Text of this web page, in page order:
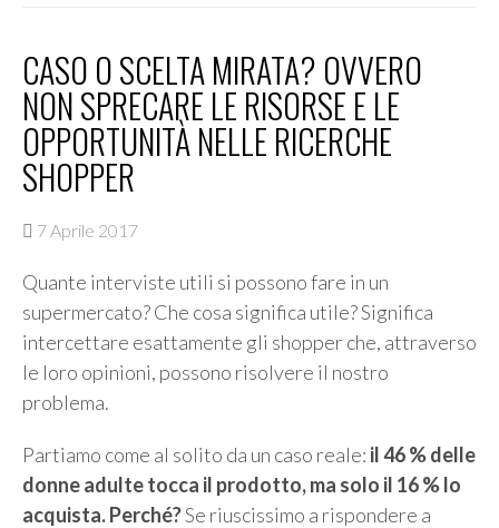
CASO O SCELTA MIRATA? OVVERO
NON SPRECARE LE RISORSE E LE
OPPORTUNITÀ NELLE RICERCHE
SHOPPER
7 Aprile 2017
Quante interviste utili si possono fare in un
supermercato? Che cosa significa utile? Significa
intercettare esattamente gli shopper che, attraverso
le loro opinioni, possono risolvere il nostro
problema.
Partiamo come al solito da un caso reale: il 46 % delle
donne adulte tocca il prodotto, ma solo il 16 % lo
acquista. Perché?Se riuscissimo a rispondere a